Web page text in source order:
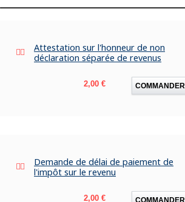
Attestation sur l'honneur de non
déclaration séparée de revenus
Prix
2,00 € COMMANDER
Demande de délai de paiement de
l'impôt sur le revenu
Prix
2,00 € COMMANDER